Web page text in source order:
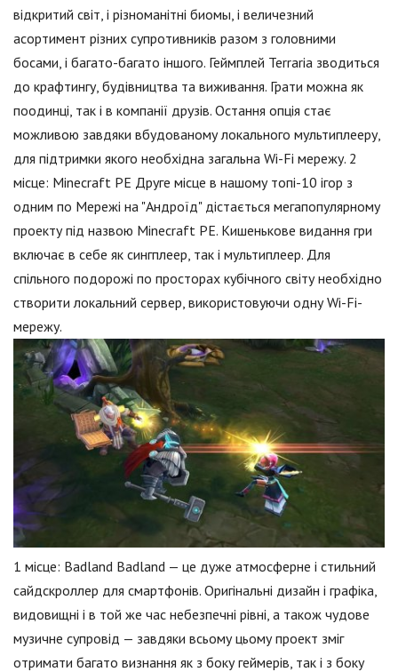
відкритий світ, і різноманітні биомы, і величезний
асортимент різних супротивників разом з головними
босами, і багато-багато іншого. Геймплей Terraria зводиться
до крафтингу, будівництва та виживання. Грати можна як
поодинці, так і в компанії друзів. Остання опція стає
можливою завдяки вбудованому локального мультиплееру,
для підтримки якого необхідна загальна Wi-Fi мережу. 2
місце: Minecraft PE Друге місце в нашому топі-10 ігор з
одним по Мережі на "Андроїд" дістається мегапопулярному
проекту під назвою Minecraft PE. Кишенькове видання гри
включає в себе як сингплеер, так і мультиплеер. Для
спільного подорожі по просторах кубічного світу необхідно
створити локальний сервер, використовуючи одну Wi-Fi-
мережу.
1 місце: Badland Badland — це дуже атмосферне і стильний
сайдскроллер для смартфонів. Оригінальні дизайн і графіка,
видовищні і в той же час небезпечні рівні, а також чудове
музичне супровід — завдяки всьому цьому проект зміг
отримати багато визнання як з боку геймерів, так і з боку